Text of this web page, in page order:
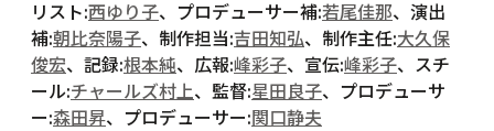
リスト:西ゆり子、プロデューサー補:若尾佳那、演出
補:朝比奈陽子、制作担当:吉田知弘、制作主任:大久保
俊宏、記録:根本純、広報:峰彩子、宣伝:峰彩子、スチ
ール:チャールズ村上、監督:星田良子、プロデューサ
ー:森田昇、プロデューサー:関口静夫